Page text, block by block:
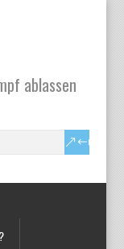
ablassen